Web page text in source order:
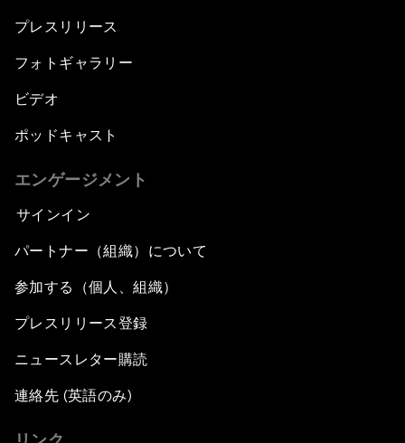
プレスリリース
フォトギャラリー
ビデオ
ポッドキャスト
エンゲージメント
サインイン
パートナー（組織）について
参加する（個人、組織）
プレスリリース登録
ニュースレター購読
連絡先 (英語のみ)